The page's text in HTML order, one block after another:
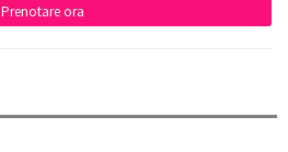
Prenotare ora